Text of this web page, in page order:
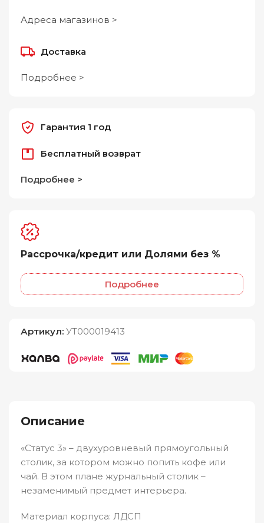
Адреса магазинов >
Доставка
Подробнее >
Гарантия 1 год
Бесплатный возврат
Подробнее >
Рассрочка/кредит или Долями без %
Подробнее
Артикул:УТ000019413
Описание
«Статус 3» – двухуровневый прямоугольный
столик, за котором можно попить кофе или
чай. В этом плане журнальный столик –
незаменимый предмет интерьера.
Материал корпуса: ЛДСП